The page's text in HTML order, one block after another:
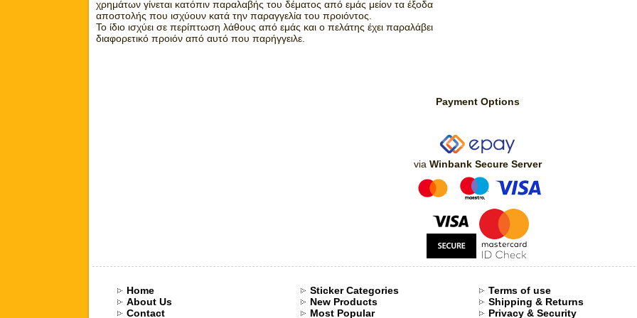
χρημάτων γίνεται κατόπιν παραλαβής του δέματος από εμάς μείον τα έξοδα
αποστολής που ισχύουν κατά την παραγγελία του προιόντος.
Το ίδιο ισχύει σε περίπτωση λάθους από εμάς και ο πελάτης έχει παραλάβει
διαφορετικό προιόν από αυτό που παρήγγειλε.
Payment Options
via Winbank Secure Server
Home
About Us
Contact
Sticker Categories
New Products
Most Popular
Terms of use
Shipping & Returns
Privacy & Security